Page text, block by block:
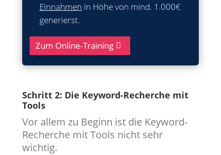
Einnahmen in Höhe von mind. 1.000€
generierst.
Zum Online-Training
Schritt 2: Die Keyword-Recherche mit
Tools
Vor allem zu Beginn ist die Keyword-
Recherche mit Tools nicht sehr
wichtig.